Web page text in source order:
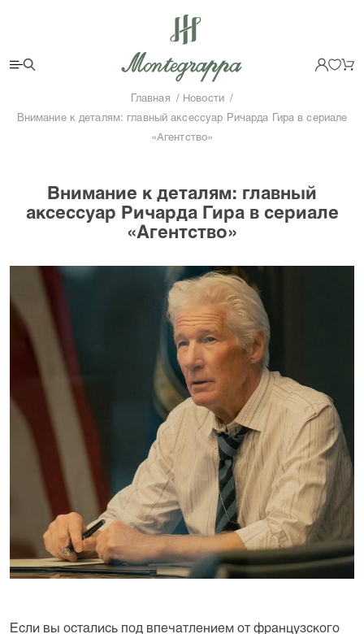
Главная
Новости
Внимание к деталям: главный аксессуар Ричарда Гира в сериале
«Агентство»
Внимание к деталям: главный
аксессуар Ричарда Гира в сериале
«Агентство»
Если вы остались под впечатлением от французского